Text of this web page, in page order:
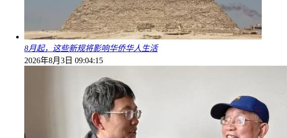
8月起，这些新规将影响华侨华人生活
2026年8月3日 09:04:15